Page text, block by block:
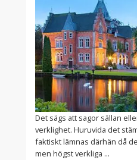
Det sägs att sagor sällan
verklighet. Huruvida det
faktiskt lämnas därhän då
men högst verkliga ...